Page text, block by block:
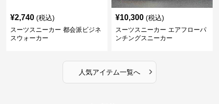
¥2,740 (税込)
スーツスニーカー 都会派ビジネ
スウォーカー
¥10,300 (税込)
スーツスニーカー エアフローパ
ンチングスニーカー
人気アイテム一覧へ ›